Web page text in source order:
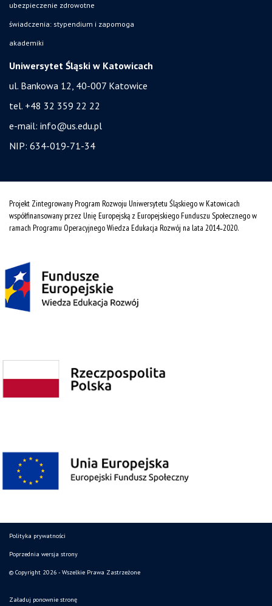
ubezpieczenie zdrowotne
świadczenia: stypendium i zapomoga
akademiki
Uniwersytet Śląski w Katowicach
ul. Bankowa 12, 40-007 Katowice
tel. +48 32 359 22 22
e-mail: info@us.edu.pl
NIP: 634-019-71-34
Projekt Zintegrowany Program Rozwoju Uniwersytetu Śląskiego w Katowicach
współfinansowany przez Unię Europejską z Europejskiego Funduszu Społecznego w
ramach Programu Operacyjnego Wiedza Edukacja Rozwój na lata 2014˗2020.
Polityka prywatności
Poprzednia wersja strony
© Copyright 2026 - Wszelkie Prawa Zastrzeżone
Załaduj ponownie stronę